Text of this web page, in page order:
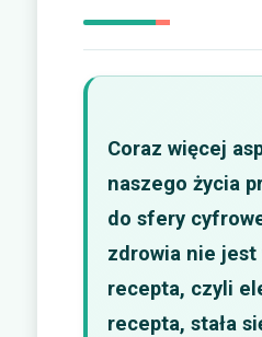
Coraz więcej
naszego życia
do sfery
zdrowia nie jest
recepta, czyli
recepta, stała